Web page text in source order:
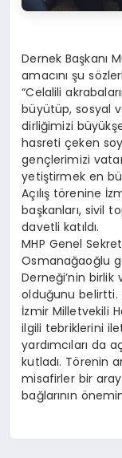
Dernek Başkanı
amacını şu
“Celalili
büyütüp, sosyal
dirliğimizi
hasreti çeken
gençlerimizi
yetiştirmek en
Açılış törenine
başkanları, sivil
davetli katıldı.
MHP Genel
Osmanağaoğlu
Derneği’nin birlik
olduğunu belirtti.
İzmir Milletvekili
ilgili tebriklerini
yardımcıları da
kutladı. Törenin
misafirler bir
bağlarının